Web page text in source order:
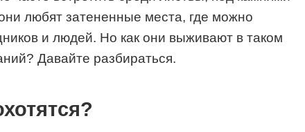
любят затененные места, где можно
и людей. Но как они выживают в таком
Давайте разбираться.